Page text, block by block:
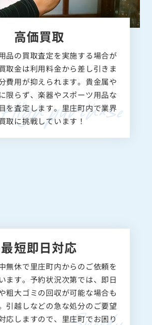
高価買取
品の買取査定を実施する場合が
取金は利用料金から差し引きま
費用が抑えられます。貴金属や
限らず、楽器やスポーツ用品な
を査定します。里庄町内で業界
取に挑戦しています！
最短即日対応
無休で里庄町内からのご依頼を
ます。予約状況次第では、即日
粗大ゴミの回収が可能な場合も
引越しなどの急な処分のご要望
応しますので、里庄町でお困り